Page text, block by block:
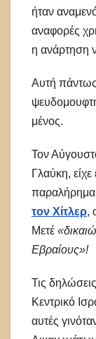
ήταν
αναφορές
η ανάρτηση
Αυτή
μένος.
Τον
Γλαύκη,
παραλήρημα
τον Χίτλερ,
Μετέ
Εβραίους»!
Τις δηλώσεις
Κεντρικό
αυτές